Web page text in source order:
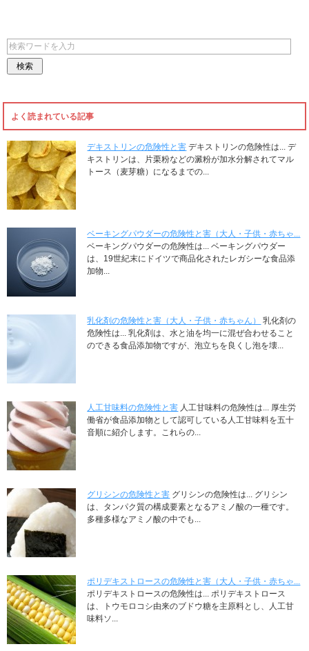
よく読まれている記事
デキストリンの危険性と害 デキストリンの危険性は... デ
キストリンは、片栗粉などの澱粉が加水分解されてマル
トース（麦芽糖）になるまでの...
ベーキングパウダーの危険性と害（大人・子供・赤ちゃ...
ベーキングパウダーの危険性は... ベーキングパウダー
は、19世紀末にドイツで商品化されたレガシーな食品添
加物...
乳化剤の危険性と害（大人・子供・赤ちゃん）
乳化剤の
危険性は... 乳化剤は、水と油を均一に混ぜ合わせること
のできる食品添加物ですが、泡立ちを良くし泡を壊...
人工甘味料の危険性と害 人工甘味料の危険性は... 厚生労
働省が食品添加物として認可している人工甘味料を五十
音順に紹介します。これらの...
グリシンの危険性と害 グリシンの危険性は... グリシン
は、タンパク質の構成要素となるアミノ酸の一種です。
多種多様なアミノ酸の中でも...
ポリデキストロースの危険性と害（大人・子供・赤ちゃ...
ポリデキストロースの危険性は... ポリデキストロース
は、トウモロコシ由来のブドウ糖を主原料とし、人工甘
味料ソ...